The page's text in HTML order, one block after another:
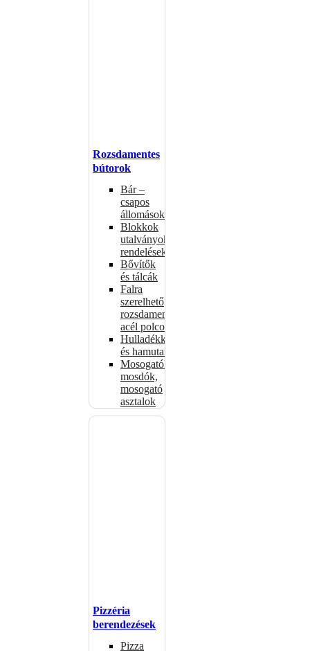
Rozsdamentes
bútorok
Bár –
csapos
állomások
Blokkok
utalványokhoz,
rendelésekhez
Bővítők
és tálcák
Falra
szerelhető
rozsdamentes
acél polcok
Hulladékkosarak
és hamutartók
Mosogatók,
mosdók,
mosogató
asztalok
Pizzéria
berendezések
Pizza